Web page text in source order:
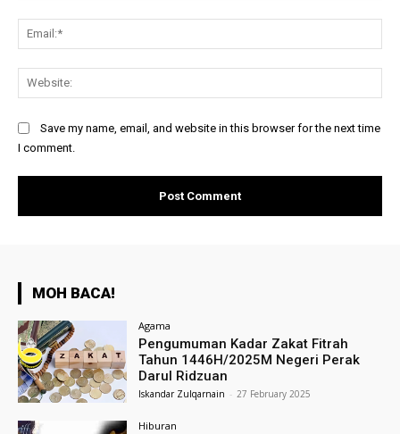
Save my name, email, and website in this browser for the next time
I comment.
MOH BACA!
Agama
Pengumuman Kadar Zakat Fitrah
Tahun 1446H/2025M Negeri Perak
Darul Ridzuan
Iskandar Zulqarnain - 27 February 2025
Hiburan